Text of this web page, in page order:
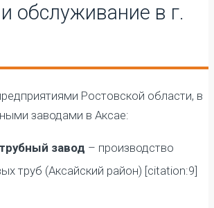
обслуживание в г.
Ростовской области, в
заводами в Аксае:
завод – производство
труб (Аксайский район) [citation:9]